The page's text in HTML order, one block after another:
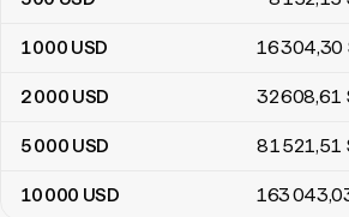
1 000 USD 16 304,30
2 000 USD 32 608,61
5 000 USD 81 521,51
10 000 USD 163 043